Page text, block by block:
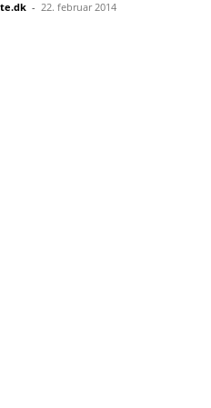
- 22. februar 2014